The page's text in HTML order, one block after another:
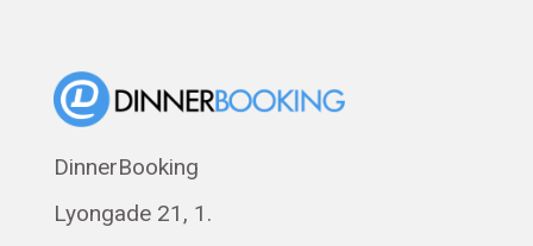
DinnerBooking
Lyongade 21, 1.